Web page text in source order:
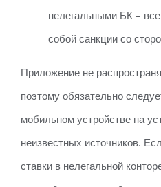
нелегальными БК –
собой санкции со
Приложение не
поэтому обязательно
мобильном устройстве на
неизвестных источников.
ставки в нелегальной